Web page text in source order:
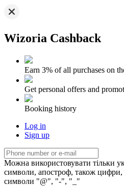
Wizoria Cashback
Earn 3% of all purchases on
Get personal offers and
Booking history
Log in
Sign up
Можна використовувати тільки
символи, апостроф, також цифри,
символи "@", "-", "_"